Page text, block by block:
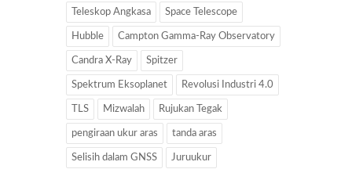
Teleskop Angkasa Space Telescope
Hubble Campton Gamma-Ray Observatory
Candra X-Ray Spitzer
Spektrum Eksoplanet Revolusi Industri 4.0
TLS Mizwalah Rujukan Tegak
pengiraan ukur aras tanda aras
Selisih dalam GNSS Juruukur